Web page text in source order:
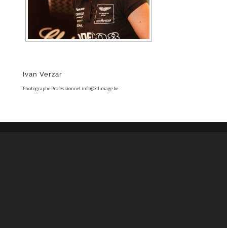
Ivan Verzar
Photographe Professionnel info@3dimage.be